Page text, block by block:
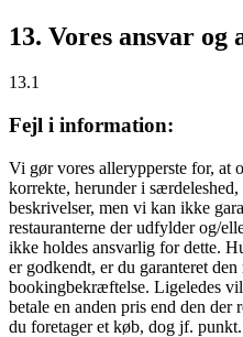
13. Vores ansvar og
13.1
Fejl i information:
Vi gør vores allerypperste for, at
korrekte, herunder i
beskrivelser, men vi kan ikke
restauranterne der udfylder og/
ikke holdes ansvarlig for dette.
er godkendt, er du garanteret
bookingbekræftelse. Ligeledes
betale en anden pris end den der
du foretager et køb, dog jf.